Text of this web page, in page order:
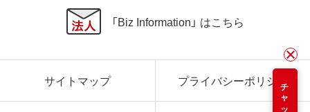
「Biz Information」 はこちら
サイトマップ プライバシーポリシー